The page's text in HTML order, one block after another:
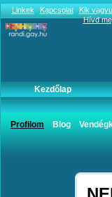
Linkek Kapcsolat Kik
Hívd
Kezdőlap
Profilom
Blog
2. -